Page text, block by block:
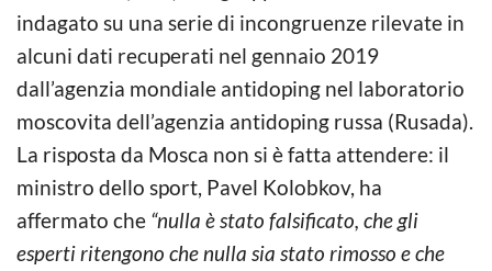
indagato su una serie di incongruenze rilevate in
alcuni dati recuperati nel gennaio 2019
dall’agenzia mondiale antidoping nel laboratorio
moscovita dell’agenzia antidoping russa (Rusada).
La risposta da Mosca non si è fatta attendere: il
ministro dello sport, Pavel Kolobkov, ha
affermato che “nulla è stato falsificato, che gli
esperti ritengono che nulla sia stato rimosso e che